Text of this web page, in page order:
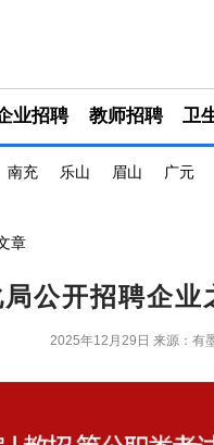
业招聘 教师招聘 卫
南充 乐山 眉山 广元
章
公开招聘企
2025年12月29日 来源：有